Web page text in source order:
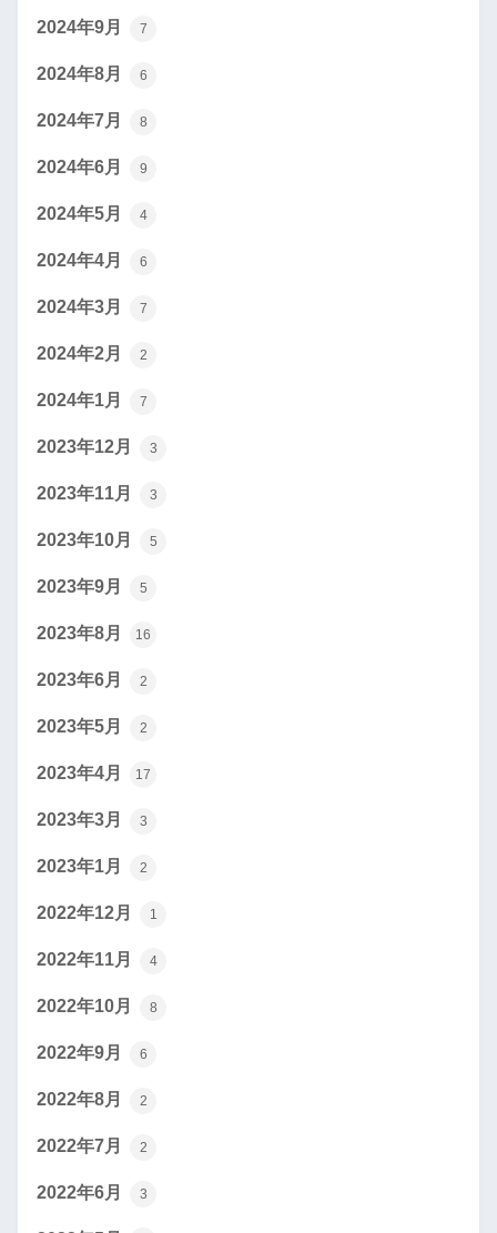
2024年9月 7
2024年8月 6
2024年7月 8
2024年6月 9
2024年5月 4
2024年4月 6
2024年3月 7
2024年2月 2
2024年1月 7
2023年12月 3
2023年11月 3
2023年10月 5
2023年9月 5
2023年8月 16
2023年6月 2
2023年5月 2
2023年4月 17
2023年3月 3
2023年1月 2
2022年12月 1
2022年11月 4
2022年10月 8
2022年9月 6
2022年8月 2
2022年7月 2
2022年6月 3